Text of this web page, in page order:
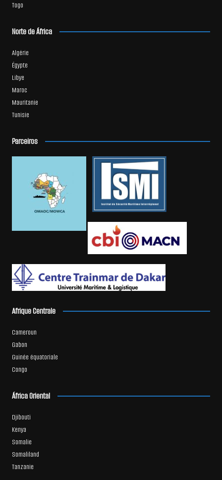
Togo
Norte de África
Algérie
Égypte
Libye
Maroc
Mauritanie
Tunisie
Parceiros
Afrique Centrale
Cameroun
Gabon
Guinée équatoriale
Congo
África Oriental
Djibouti
Kenya
Somalie
Somaliland
Tanzanie